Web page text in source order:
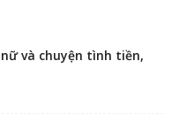
và chuyện tình tiền,